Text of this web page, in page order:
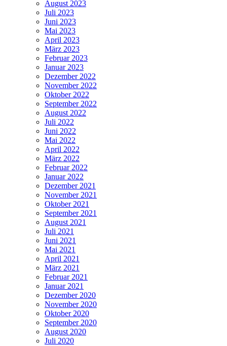
August 2023
Juli 2023
Juni 2023
Mai 2023
April 2023
März 2023
Februar 2023
Januar 2023
Dezember 2022
November 2022
Oktober 2022
September 2022
August 2022
Juli 2022
Juni 2022
Mai 2022
April 2022
März 2022
Februar 2022
Januar 2022
Dezember 2021
November 2021
Oktober 2021
September 2021
August 2021
Juli 2021
Juni 2021
Mai 2021
April 2021
März 2021
Februar 2021
Januar 2021
Dezember 2020
November 2020
Oktober 2020
September 2020
August 2020
Juli 2020